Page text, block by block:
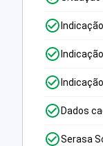
Dados
Serasa